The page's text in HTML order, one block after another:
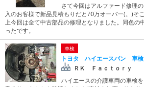
さて今回はアルファード修理
入のお客様で新品見積もりだと70万オーバー(。)そ
上今回は全て中古部品の修理となりました。同色の
ったです。
車検
トヨタ ハイエースバン 車検
ＲＫ Ｆａｃｔｏｒｙ
ハイエースの介護車両の車検